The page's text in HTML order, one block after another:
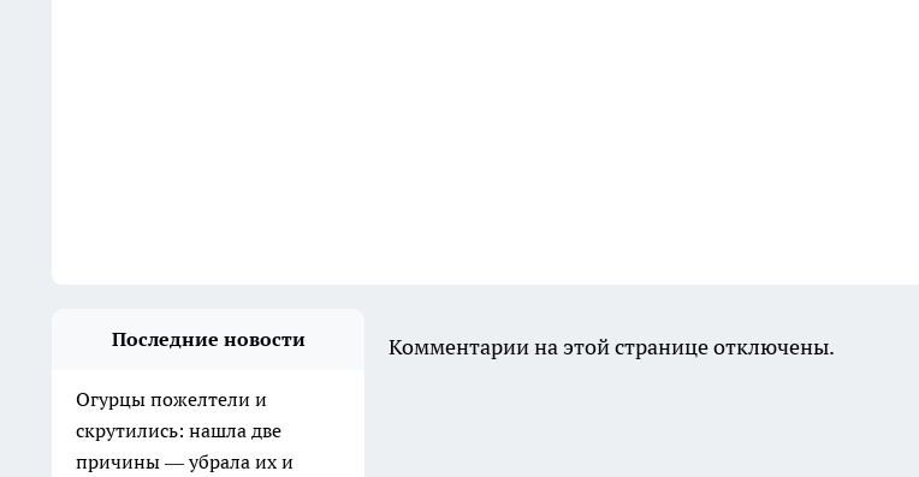
Последние новости
Огурцы пожелтели и
скрутились: нашла две
причины — убрала их и
Комментарии на этой странице отключены.